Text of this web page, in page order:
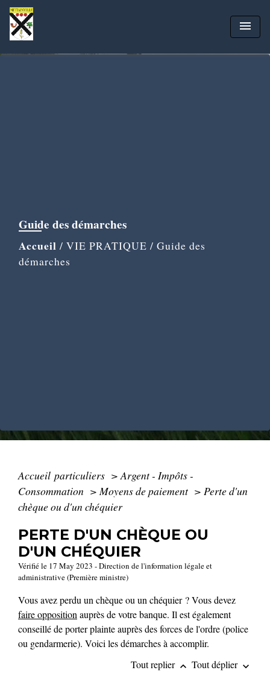
menu
Guide des démarches
Accueil / VIE PRATIQUE / Guide des
démarches
Accueil particuliers > Argent - Impôts -
Consommation > Moyens de paiement > Perte d'un
chèque ou d'un chéquier
PERTE D'UN CHÈQUE OU
D'UN CHÉQUIER
Vérifié le 17 May 2023 - Direction de l'information légale et
administrative (Première ministre)
Vous avez perdu un chèque ou un chéquier ? Vous devez
faire opposition auprès de votre banque. Il est également
conseillé de porter plainte auprès des forces de l'ordre (police
ou gendarmerie). Voici les démarches à accomplir.
Tout replier keyboard_arrow_up Tout déplier keyboard_arrow_down